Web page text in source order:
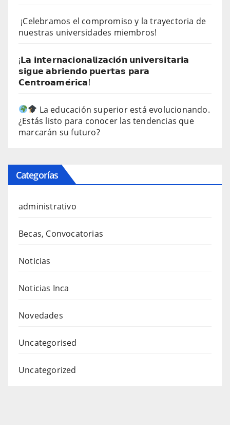
¡Celebramos el compromiso y la trayectoria de
nuestras universidades miembros!
¡𝗟𝗮 𝗶𝗻𝘁𝗲𝗿𝗻𝗮𝗰𝗶𝗼𝗻𝗮𝗹𝗶𝘇𝗮𝗰𝗶𝗼́𝗻 𝘂𝗻𝗶𝘃𝗲𝗿𝘀𝗶𝘁𝗮𝗿𝗶𝗮
𝘀𝗶𝗴𝘂𝗲 𝗮𝗯𝗿𝗶𝗲𝗻𝗱𝗼 𝗽𝘂𝗲𝗿𝘁𝗮𝘀 𝗽𝗮𝗿𝗮
𝗖𝗲𝗻𝘁𝗿𝗼𝗮𝗺𝗲́𝗿𝗶𝗰𝗮!
La educación superior está evolucionando.
¿Estás listo para conocer las tendencias que
marcarán su futuro?
Categorías
administrativo
Becas, Convocatorias
Noticias
Noticias Inca
Novedades
Uncategorised
Uncategorized